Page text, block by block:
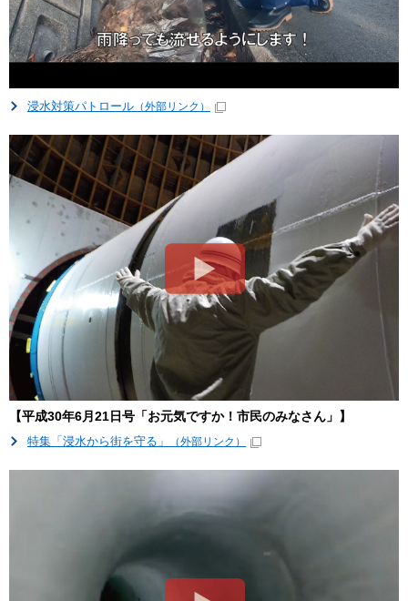
浸水対策パトロール （外部リンク）
【平成30年6月21日号「お元気ですか！市民のみなさん」】
特集「浸水から街を守る」
（外部リンク）